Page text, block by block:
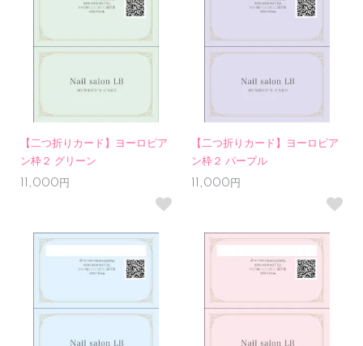
【二つ折りカード】ヨーロピア
ン枠２ グリーン
11,000円
【二つ折りカード】ヨーロピア
ン枠２ パープル
11,000円